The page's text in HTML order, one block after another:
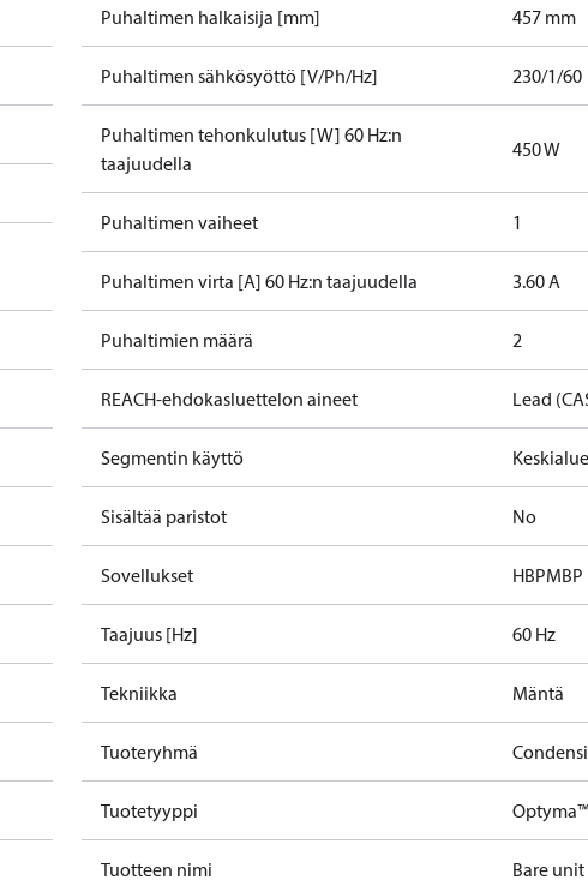
Puhaltimen halkaisija [mm] 457 mm
Puhaltimen sähkösyöttö [V/Ph/Hz] 230/1/60
Puhaltimen tehonkulutus [W] 60 Hz:n
taajuudella
450 W
Puhaltimen vaiheet 1
Puhaltimen virta [A] 60 Hz:n taajuudella 3.60 A
Puhaltimien määrä 2
REACH-ehdokasluettelon aineet Lead
Segmentin käyttö
Sisältää paristot No
Sovellukset HBPMBP
Taajuus [Hz] 60 Hz
Tekniikka Mäntä
Tuoteryhmä
Tuotetyyppi
Tuotteen nimi Bare unit